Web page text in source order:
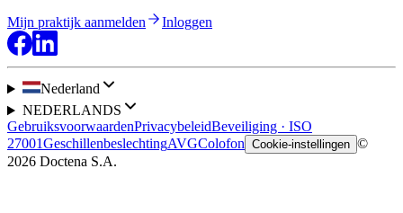
Mijn praktijk aanmelden Inloggen
Nederland
NEDERLANDS
GebruiksvoorwaardenPrivacybeleidBeveiliging · ISO
27001GeschillenbeslechtingAVGColofon Cookie-instellingen ©
2026 Doctena S.A.